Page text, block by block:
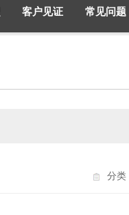
客户见证 常见问题
分类